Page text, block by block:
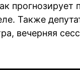
прогнозирует
Также
вечерняя